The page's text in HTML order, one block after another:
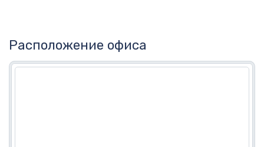
Расположение офиса